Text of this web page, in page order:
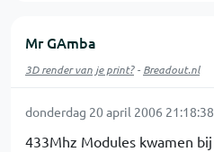
Mr GAmba
3D render van je print?- Breadout.nl
donderdag 20 april 2006 21:18:38
433Mhz Modules kwamen